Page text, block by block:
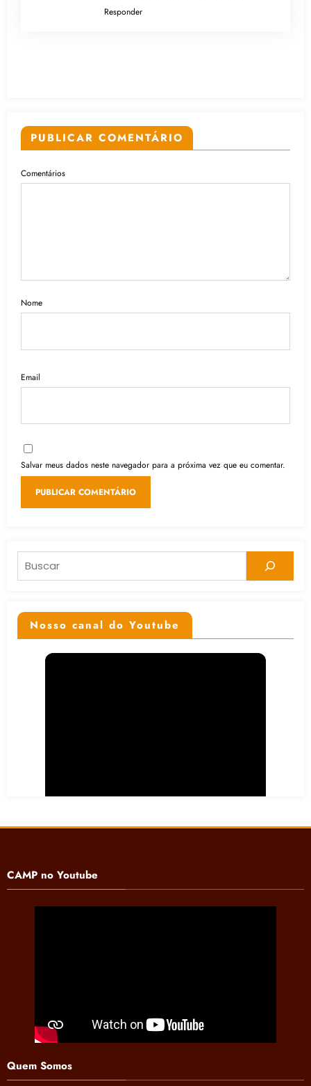
Responder
PUBLICAR COMENTÁRIO
Comentários
Nome
Email
Salvar meus dados neste navegador para a próxima vez que eu comentar.
Pesquisar
Nosso canal do Youtube
CAMP no Youtube
Quem Somos